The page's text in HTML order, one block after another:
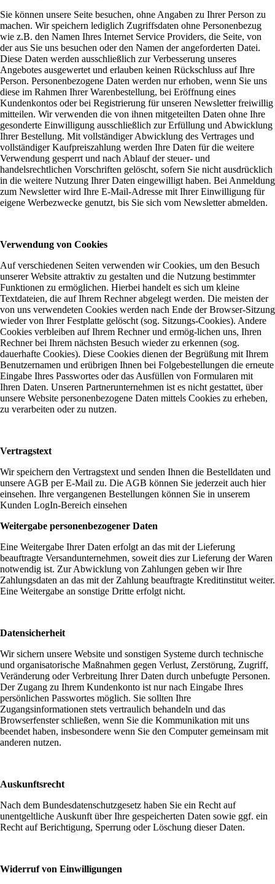
Sie können unsere Seite besuchen, ohne Angaben zu Ihrer Person zu
machen. Wir speichern lediglich Zugriffsdaten ohne Personenbezug
wie z.B. den Namen Ihres Internet Service Providers, die Seite, von
der aus Sie uns besuchen oder den Namen der angeforderten Datei.
Diese Daten werden ausschließlich zur Verbesserung unseres
Angebotes ausgewertet und erlauben keinen Rückschluss auf Ihre
Person. Personenbezogene Daten werden nur erhoben, wenn Sie uns
diese im Rahmen Ihrer Warenbestellung, bei Eröffnung eines
Kundenkontos oder bei Registrierung für unseren Newsletter freiwillig
mitteilen. Wir verwenden die von ihnen mitgeteilten Daten ohne Ihre
gesonderte Einwilligung ausschließlich zur Erfüllung und Abwicklung
Ihrer Bestellung. Mit vollständiger Abwicklung des Vertrages und
vollständiger Kaufpreiszahlung werden Ihre Daten für die weitere
Verwendung gesperrt und nach Ablauf der steuer- und
handelsrechtlichen Vorschriften gelöscht, sofern Sie nicht ausdrücklich
in die weitere Nutzung Ihrer Daten eingewilligt haben. Bei Anmeldung
zum Newsletter wird Ihre E-Mail-Adresse mit Ihrer Einwilligung für
eigene Werbezwecke genutzt, bis Sie sich vom Newsletter abmelden.
Verwendung von Cookies
Auf verschiedenen Seiten verwenden wir Cookies, um den Besuch
unserer Website attraktiv zu gestalten und die Nutzung bestimmter
Funktionen zu ermöglichen. Hierbei handelt es sich um kleine
Textdateien, die auf Ihrem Rechner abgelegt werden. Die meisten der
von uns verwendeten Cookies werden nach Ende der Browser-Sitzung
wieder von Ihrer Festplatte gelöscht (sog. Sitzungs-Cookies). Andere
Cookies verbleiben auf Ihrem Rechner und ermög-lichen uns, Ihren
Rechner bei Ihrem nächsten Besuch wieder zu erkennen (sog.
dauerhafte Cookies). Diese Cookies dienen der Begrüßung mit Ihrem
Benutzernamen und erübrigen Ihnen bei Folgebestellungen die erneute
Eingabe Ihres Passwortes oder das Ausfüllen von Formularen mit
Ihren Daten. Unseren Partnerunternehmen ist es nicht gestattet, über
unsere Website personenbezogene Daten mittels Cookies zu erheben,
zu verarbeiten oder zu nutzen.
Vertragstext
Wir speichern den Vertragstext und senden Ihnen die Bestelldaten und
unsere AGB per E-Mail zu. Die AGB können Sie jederzeit auch hier
einsehen. Ihre vergangenen Bestellungen können Sie in unserem
Kunden LogIn-Bereich einsehen
Weitergabe personenbezogener Daten
Eine Weitergabe Ihrer Daten erfolgt an das mit der Lieferung
beauftragte Versandunternehmen, soweit dies zur Lieferung der Waren
notwendig ist. Zur Abwicklung von Zahlungen geben wir Ihre
Zahlungsdaten an das mit der Zahlung beauftragte Kreditinstitut weiter.
Eine Weitergabe an sonstige Dritte erfolgt nicht.
Datensicherheit
Wir sichern unsere Website und sonstigen Systeme durch technische
und organisatorische Maßnahmen gegen Verlust, Zerstörung, Zugriff,
Veränderung oder Verbreitung Ihrer Daten durch unbefugte Personen.
Der Zugang zu Ihrem Kundenkonto ist nur nach Eingabe Ihres
persönlichen Passwortes möglich. Sie sollten Ihre
Zugangsinformationen stets vertraulich behandeln und das
Browserfenster schließen, wenn Sie die Kommunikation mit uns
beendet haben, insbesondere wenn Sie den Computer gemeinsam mit
anderen nutzen.
Auskunftsrecht
Nach dem Bundesdatenschutzgesetz haben Sie ein Recht auf
unentgeltliche Auskunft über Ihre gespeicherten Daten sowie ggf. ein
Recht auf Berichtigung, Sperrung oder Löschung dieser Daten.
Widerruf von Einwilligungen